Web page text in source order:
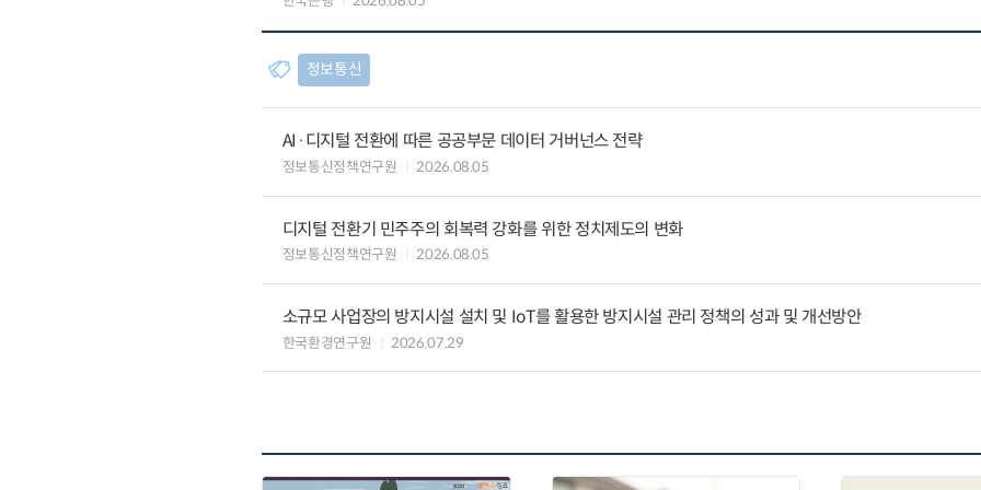
정보통신
AI·디지털 전환에 따른 공공부문 데이터 거버넌스 전략
정보통신정책연구원 2026.08.05
디지털 전환기 민주주의 회복력 강화를 위한 정치제도의 변화
정보통신정책연구원 2026.08.05
소규모 사업장의 방지시설 설치 및 IoT를 활용한 방지시설 관리 정책의 성과 및 개선방안
한국환경연구원 2026.07.29